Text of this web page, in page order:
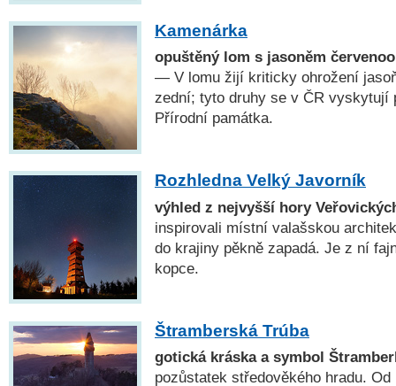
Kamenárka
opuštěný lom s jasoněm
— V lomu žijí kriticky ohrožení
zední; tyto druhy se v ČR vyskytují
Přírodní památka.
Rozhledna Velký Javorník
výhled z nejvyšší hory
inspirovali místní valašskou
do krajiny pěkně zapadá. Je z ní
kopce.
Štramberská Trúba
gotická kráska a symbol
pozůstatek středověkého hradu.